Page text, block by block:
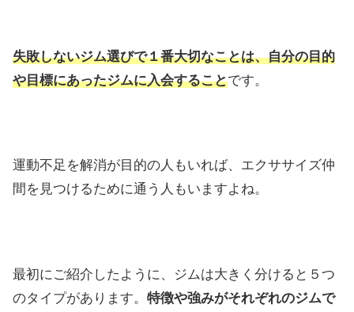
失敗しないジム選びで１番大切なことは、自分の目的
や目標にあったジムに入会することです。
運動不足を解消が目的の人もいれば、エクササイズ仲
間を見つけるために通う人もいますよね。
最初にご紹介したように、ジムは大きく分けると５つ
のタイプがあります。 特徴や強みがそれぞれのジムで